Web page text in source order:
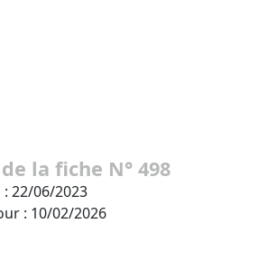
la fiche N° 498
22/06/2023
: 10/02/2026